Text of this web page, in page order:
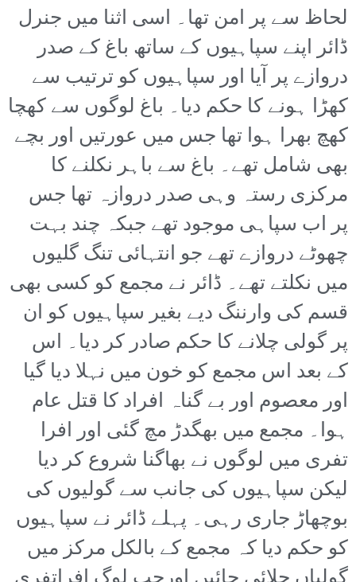
لحاظ سے پر امن تھا۔ اسی اثنا میں جنرل
ڈائر اپنے سپاہیوں کے ساتھ باغ کے صدر
دروازے پر آیا اور سپاہیوں کو ترتیب سے
کھڑا ہونے کا حکم دیا۔ باغ لوگوں سے کھچا
کھچ بھرا ہوا تھا جس میں عورتیں اور بچے
بھی شامل تھے۔ باغ سے باہر نکلنے کا
مرکزی رستہ وہی صدر دروازہ تھا جس
پر اب سپاہی موجود تھے جبکہ چند بہت
چھوٹے دروازے تھے جو انتہائی تنگ گلیوں
میں نکلتے تھے۔ ڈائر نے مجمع کو کسی بھی
قسم کی وارننگ دیے بغیر سپاہیوں کو ان
پر گولی چلانے کا حکم صادر کر دیا۔ اس
کے بعد اس مجمع کو خون میں نہلا دیا گیا
اور معصوم اور بے گناہ افراد کا قتل عام
ہوا۔ مجمع میں بھگدڑ مچ گئی اور افرا
تفری میں لوگوں نے بھاگنا شروع کر دیا
لیکن سپاہیوں کی جانب سے گولیوں کی
بوچھاڑ جاری رہی۔ پہلے ڈائر نے سپاہیوں
کو حکم دیا کہ مجمع کے بالکل مرکز میں